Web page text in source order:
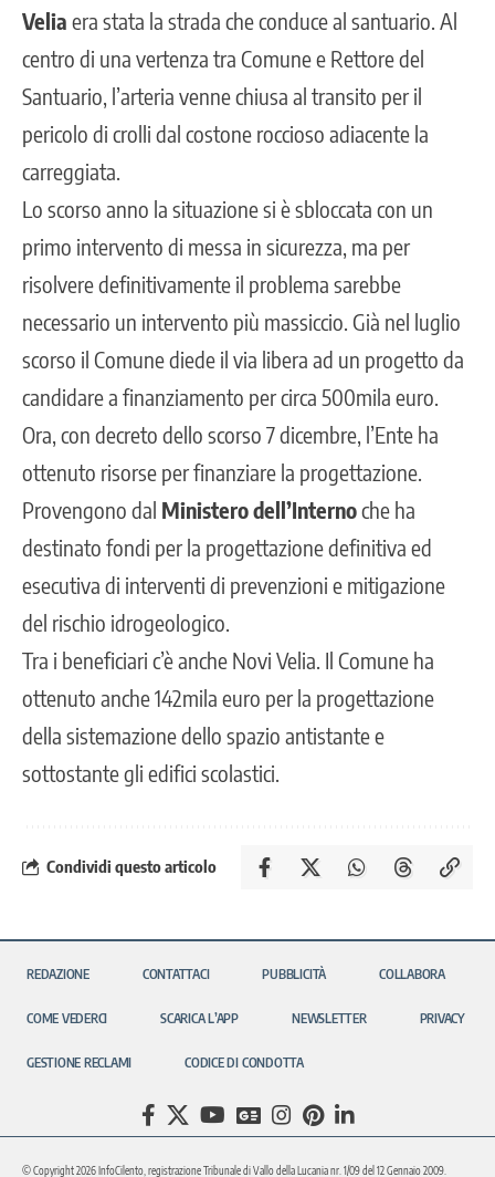
Velia era stata la strada che conduce al santuario. Al
centro di una vertenza tra Comune e Rettore del
Santuario, l’arteria venne chiusa al transito per il
pericolo di crolli dal costone roccioso adiacente la
carreggiata.
Lo scorso anno la situazione si è sbloccata con un
primo intervento di messa in sicurezza, ma per
risolvere definitivamente il problema sarebbe
necessario un intervento più massiccio. Già nel luglio
scorso il Comune diede il via libera ad un progetto da
candidare a finanziamento per circa 500mila euro.
Ora, con decreto dello scorso 7 dicembre, l’Ente ha
ottenuto risorse per finanziare la progettazione.
Provengono dal Ministero dell’Internoche ha
destinato fondi per la progettazione definitiva ed
esecutiva di interventi di prevenzioni e mitigazione
del rischio idrogeologico.
Tra i beneficiari c’è anche Novi Velia. Il Comune ha
ottenuto anche 142mila euro per la progettazione
della sistemazione dello spazio antistante e
sottostante gli edifici scolastici.
Condividi questo articolo
REDAZIONE CONTATTACI PUBBLICITÀ COLLABORA
COME VEDERCI SCARICA L’APP NEWSLETTER PRIVACY
GESTIONE RECLAMI CODICE DI CONDOTTA
© Copyright 2026 InfoCilento, registrazione Tribunale di Vallo della Lucania nr. 1/09 del 12 Gennaio 2009.